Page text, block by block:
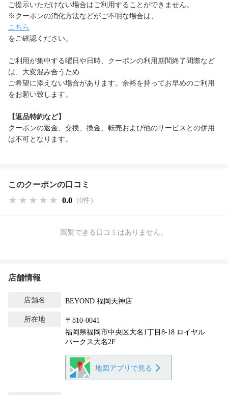
ご提示いただけない場合はご利用することができません。
※クーポンの消化方法などがご不明な場合は、
こちら
をご確認ください。
ご利用が集中する曜日や日時、クーポンの利用期間終了間際など
は、大変混み合うため
ご希望に添えない場合があります。余裕を持ってお早めのご利用
をお願い致します。
【返品特約など】
クーポンの返金、交換、換金、転売および他のサービスとの併用
は不可となります。
このクーポンの口コミ
★★★★★
★★★★★
★★★★★ 0.0 （0件）
閲覧できる口コミはありません。
店舗情報
店舗名 BEYOND 福岡天神店
所在地
〒810-0041
福岡県福岡市中央区大名1丁目8-18 ロイヤル
パークス大名2F
地図アプリで見る